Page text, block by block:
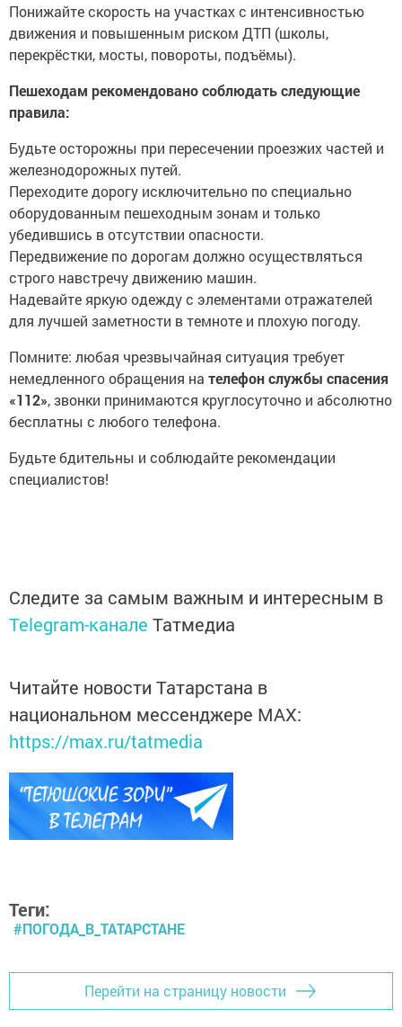
Понижайте скорость на участках с интенсивностью
движения и повышенным риском ДТП (школы,
перекрёстки, мосты, повороты, подъёмы).
Пешеходам рекомендовано соблюдать следующие
правила:
Будьте осторожны при пересечении проезжих частей и
железнодорожных путей.
Переходите дорогу исключительно по специально
оборудованным пешеходным зонам и только
убедившись в отсутствии опасности.
Передвижение по дорогам должно осуществляться
строго навстречу движению машин.
Надевайте яркую одежду с элементами отражателей
для лучшей заметности в темноте и плохую погоду.
Помните: любая чрезвычайная ситуация требует
немедленного обращения на телефон службы спасения
«112», звонки принимаются круглосуточно и абсолютно
бесплатны с любого телефона.
Будьте бдительны и соблюдайте рекомендации
специалистов!
Следите за самым важным и интересным в
Telegram-канале Татмедиа
Читайте новости Татарстана в
национальном мессенджере MАХ:
https://max.ru/tatmedia
Теги:
#ПОГОДА_В_ТАТАРСТАНЕ
Перейти на страницу новости